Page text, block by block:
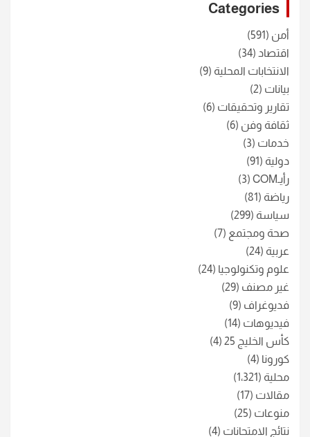
Categories
أمن (591)
اقتصاد (34)
الانتخابات المحلية (9)
بيانات (2)
تقارير وتحقيقات (6)
ثقافة وفن (6)
خدمات (3)
دولية (91)
رأيـCOM
(3)
رياضة (81)
سياسة (299)
صحة ومجتمع (7)
عربية (24)
علوم وتكنولوجيا (24)
غير مصنف (29)
فديوغراف (9)
فيديوهات (14)
كأس الخليج 25
(4)
كورونا (4)
محلية (1٬321)
مقالات (17)
منوعات (25)
نتائج الامتحانات (4)